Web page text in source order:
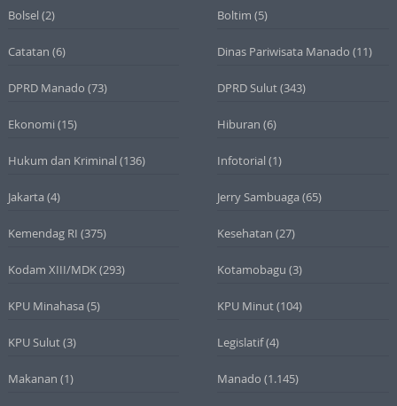
Bolsel (2) Boltim (5)
Catatan (6) Dinas Pariwisata Manado (11)
DPRD Manado (73) DPRD Sulut(343)
Ekonomi (15) Hiburan (6)
Hukum dan Kriminal (136) Infotorial (1)
Jakarta (4) Jerry Sambuaga (65)
Kemendag RI (375) Kesehatan (27)
Kodam XIII/MDK(293) Kotamobagu (3)
KPU Minahasa (5) KPU Minut(104)
KPU Sulut(3) Legislatif(4)
Makanan (1) Manado (1.145)